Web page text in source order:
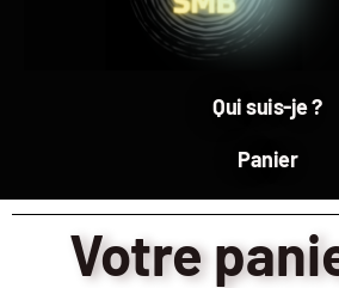
Qui suis-je ?
Panier
Votre